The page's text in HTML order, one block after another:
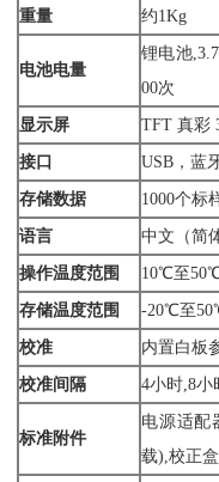
重量
约1Kg
电池电量
锂电池
00次
显示屏
TFT 真彩
接口
USB，蓝
存储数据
1000个标
语言
中文（简
操作温度范围
10℃至
存储温度范围
-20℃至
校准
内置白板
校准间隔
4小时,8小
标准附件
电源适配
载),校正